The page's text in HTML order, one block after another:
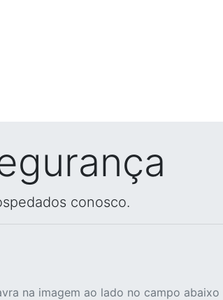
conosco.
na imagem ao lado no campo abaixo